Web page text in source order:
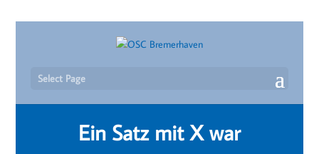
Select Page
Ein Satz mit X war